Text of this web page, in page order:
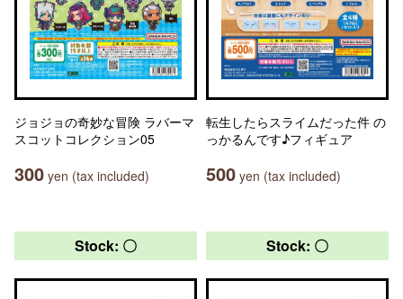
ジョジョの奇妙な冒険 ラバーマ
スコットコレクション05
300 yen (tax included)
転生したらスライムだった件 の
っかるんです♪フィギュア
500 yen (tax included)
Stock: 〇 Stock: 〇